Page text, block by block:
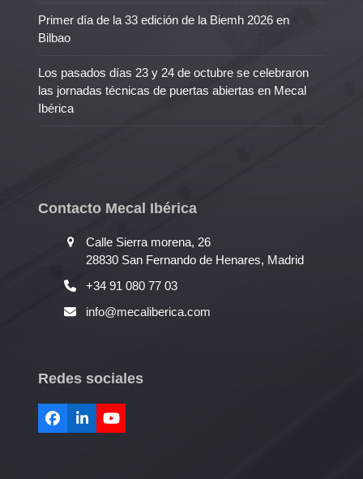
Primer día de la 33 edición de la Biemh 2026 en
Bilbao
Los pasados días 23 y 24 de octubre se celebraron
las jornadas técnicas de puertas abiertas en Mecal
Ibérica
Contacto Mecal Ibérica
Calle Sierra morena, 26
28830 San Fernando de Henares, Madrid
+34 91 080 77 03
info@mecaliberica.com
Redes sociales
Facebook
LinkedInYouTube